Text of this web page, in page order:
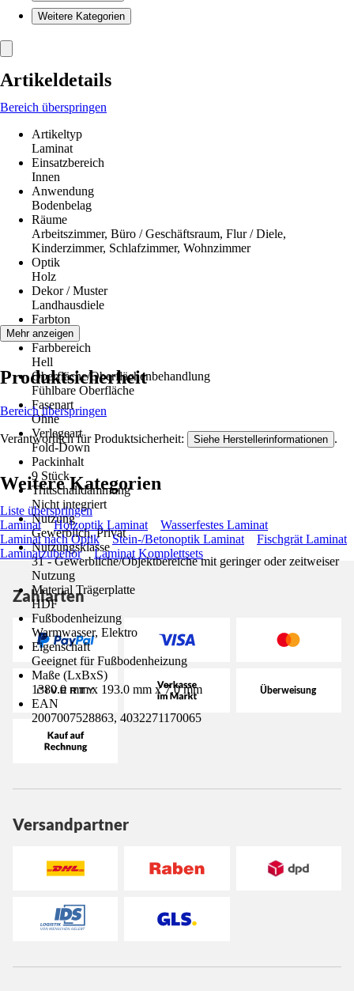
Weitere Kategorien
Artikeldetails
Bereich überspringen
Artikeltyp
Laminat
Einsatzbereich
Innen
Anwendung
Bodenbelag
Räume
Arbeitszimmer, Büro / Geschäftsraum, Flur / Diele,
Kinderzimmer, Schlafzimmer, Wohnzimmer
Optik
Holz
Dekor / Muster
Landhausdiele
Farbton
Eiche
Farbbereich
Hell
Oberfläche/Oberflächenbehandlung
Fühlbare Oberfläche
Fasenart
Ohne
Verlegeart
Fold-Down
Packinhalt
9 Stück
Trittschalldämmung
Nicht integriert
Nutzung
Gewerblich, Privat
Nutzungsklasse
31 - Gewerbliche/Objektbereiche mit geringer oder zeitweiser
Nutzung
Material Trägerplatte
HDF
Fußbodenheizung
Warmwasser, Elektro
Eigenschaft
Geeignet für Fußbodenheizung
Maße (LxBxS)
1380.0 mm x 193.0 mm x 7.0 mm
EAN
2007007528863, 4032271170065
Mehr anzeigen
Produktsicherheit
Bereich überspringen
Verantwortlich für Produktsicherheit: Siehe Herstellerinformationen .
Weitere Kategorien
Liste überspringen
Laminat
Holzoptik Laminat
Wasserfestes Laminat
Laminat nach Optik
Stein-/Betonoptik Laminat
Fischgrät Laminat
Laminatzubehör
Laminat Komplettsets
Zahlarten
Versandpartner